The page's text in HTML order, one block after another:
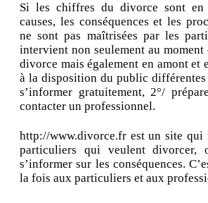
Si les chiffres du divorce sont en
causes, les conséquences et les
ne sont pas maîtrisées par les
intervient non seulement au moment
divorce mais également en amont et
à la disposition du public
s’informer gratuitement, 2°/
contacter un professionnel.
http://www.divorce.fr est un site qui
particuliers qui veulent divorcer,
s’informer sur les conséquences.
la fois aux particuliers et aux